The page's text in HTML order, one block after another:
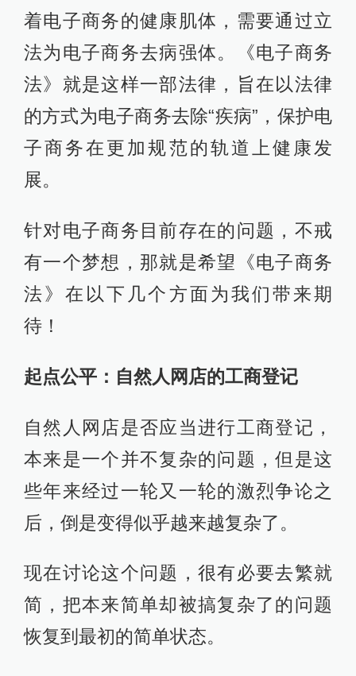
着电子商务的健康肌体，需要通过立
法为电子商务去病强体。《电子商务
法》就是这样一部法律，旨在以法律
的方式为电子商务去除“疾病”，保护电
子商务在更加规范的轨道上健康发
展。
针对电子商务目前存在的问题，不戒
有一个梦想，那就是希望《电子商务
法》在以下几个方面为我们带来期
待！
起点公平：自然人网店的工商登记
自然人网店是否应当进行工商登记，
本来是一个并不复杂的问题，但是这
些年来经过一轮又一轮的激烈争论之
后，倒是变得似乎越来越复杂了。
现在讨论这个问题，很有必要去繁就
简，把本来简单却被搞复杂了的问题
恢复到最初的简单状态。